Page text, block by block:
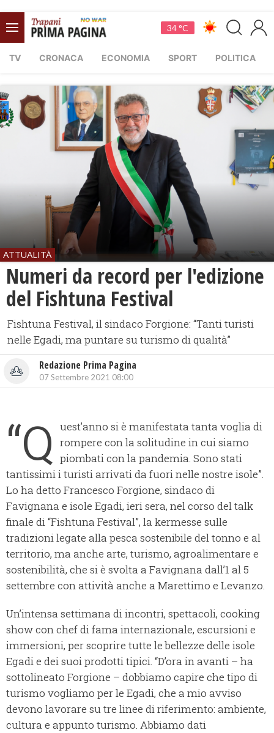
34 °C
TV CRONACA ECONOMIA SPORT POLITICA
ATTUALITÀ
Numeri da record per l'edizione
del Fishtuna Festival
Fishtuna Festival, il sindaco Forgione: “Tanti turisti
nelle Egadi, ma puntare su turismo di qualità”
Redazione Prima Pagina
07 Settembre 2021 08:00
“Q
uest’anno si è manifestata tanta voglia di
rompere con la solitudine in cui siamo
piombati con la pandemia. Sono stati
tantissimi i turisti arrivati da fuori nelle nostre isole”.
Lo ha detto Francesco Forgione, sindaco di
Favignana e isole Egadi, ieri sera, nel corso del talk
finale di “Fishtuna Festival”, la kermesse sulle
tradizioni legate alla pesca sostenibile del tonno e al
territorio, ma anche arte, turismo, agroalimentare e
sostenibilità, che si è svolta a Favignana dall’1 al 5
settembre con attività anche a Marettimo e Levanzo.
Un’intensa settimana di incontri, spettacoli, cooking
show con chef di fama internazionale, escursioni e
immersioni, per scoprire tutte le bellezze delle isole
Egadi e dei suoi prodotti tipici. “D’ora in avanti – ha
sottolineato Forgione – dobbiamo capire che tipo di
turismo vogliamo per le Egadi, che a mio avviso
devono lavorare su tre linee di riferimento: ambiente,
cultura e appunto turismo. Abbiamo dati